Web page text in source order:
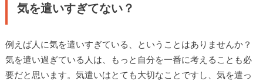
気を遣いすぎてない？
例えば人に気を遣いすぎている、ということはありませんか？
気を遣い過ぎている人は、もっと自分を一番に考えることも必
要だと思います。気遣いはとても大切なことですし、気を遣っ